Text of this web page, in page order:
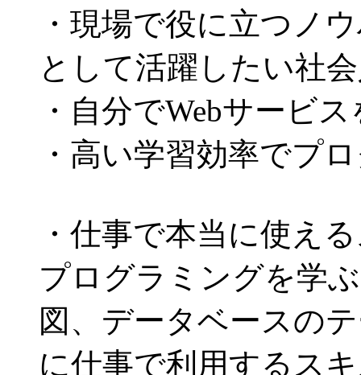
・現場で役に立つノ
として活躍したい社
・自分でWebサービ
・高い学習効率でプ
・仕事で本当に使え
プログラミングを学
図、データベースの
に仕事で利用するス